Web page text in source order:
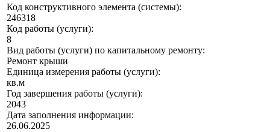
Код конструктивного элемента (системы):
246318
Код работы (услуги):
8
Вид работы (услуги) по капитальному ремонту:
Ремонт крыши
Единица измерения работы (услуги):
кв.м
Год завершения работы (услуги):
2043
Дата заполнения информации:
26.06.2025